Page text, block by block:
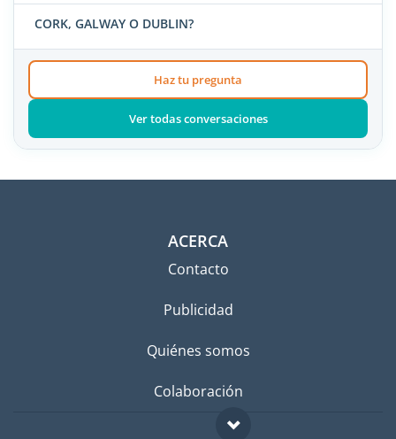
CORK, GALWAY O DUBLIN?
Haz tu pregunta
Ver todas conversaciones
ACERCA
Contacto
Publicidad
Quiénes somos
Colaboración